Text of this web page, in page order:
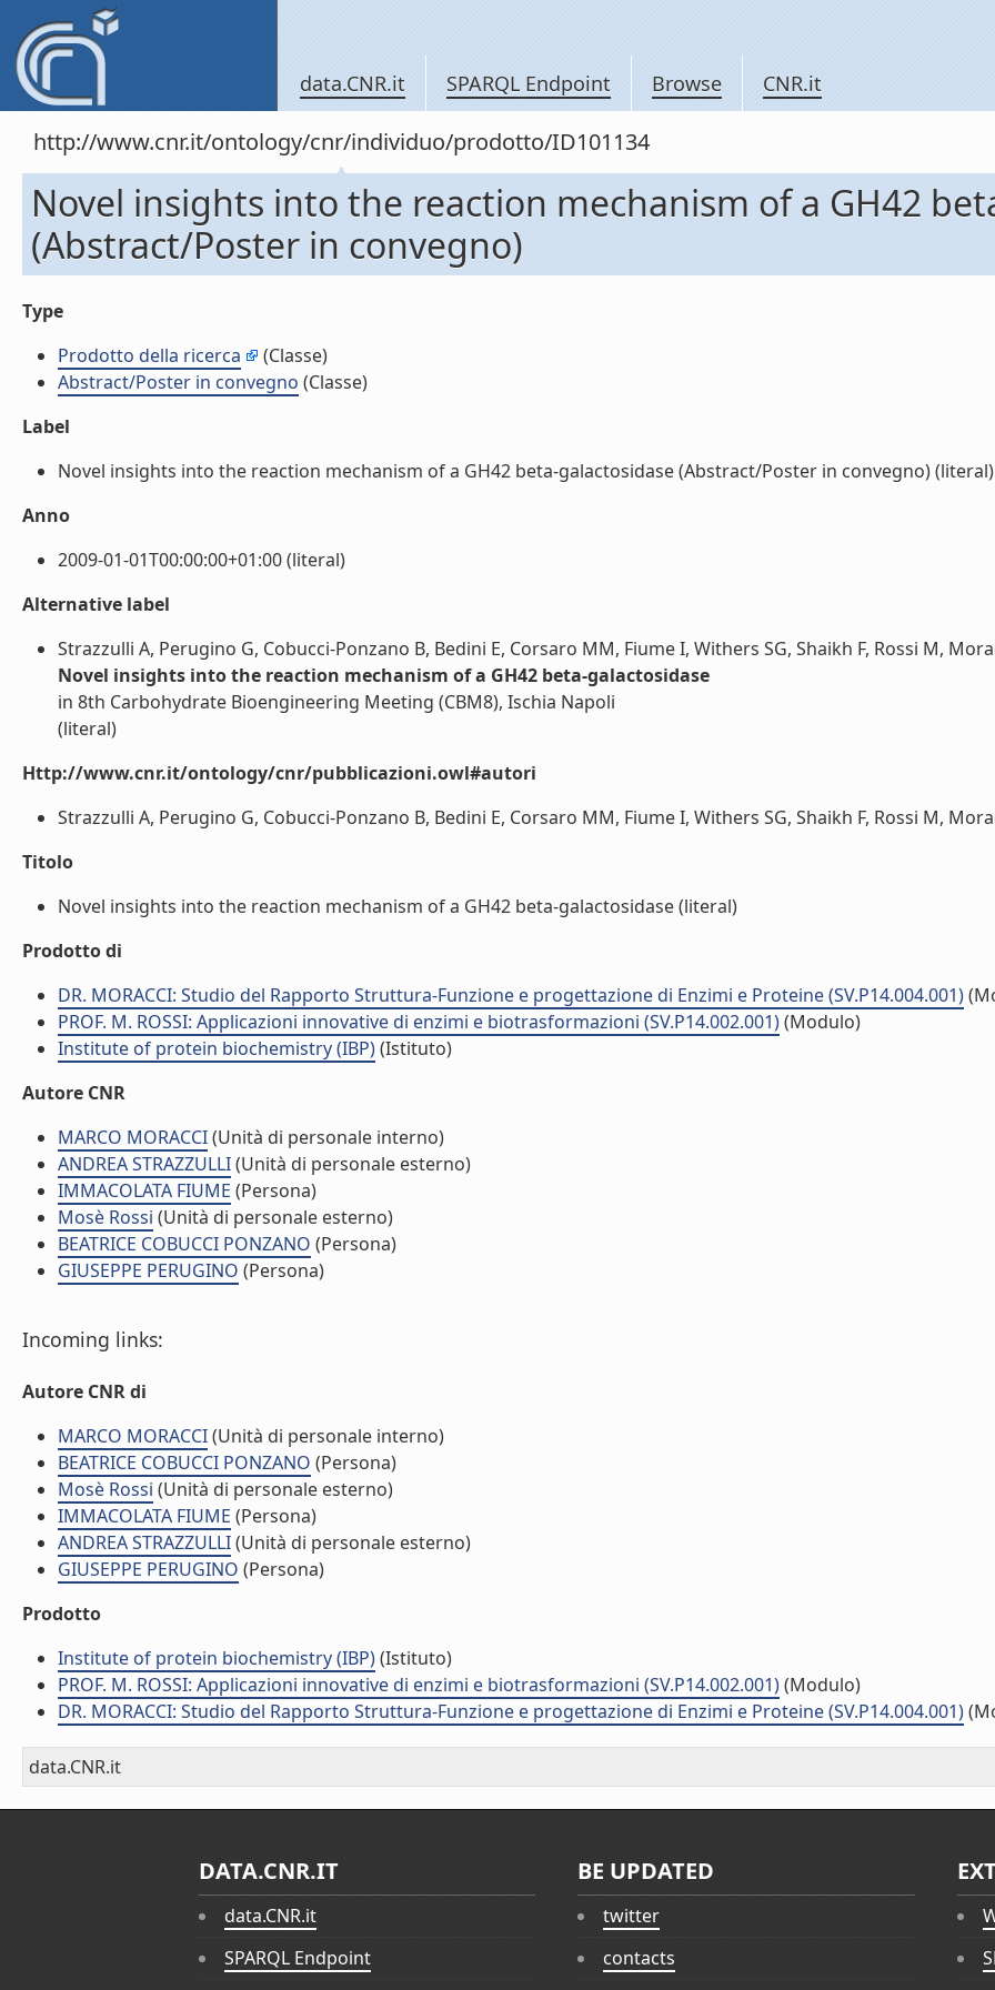
data.CNR.it SPARQL Endpoint Browse CNR.it
http://www.cnr.it/ontology/cnr/individuo/prodotto/ID101134
Novel insights into the reaction mechanism of a GH42
(Abstract/Poster in convegno)
Type
Prodotto della ricerca
(Classe)
Abstract/Poster in convegno (Classe)
Label
Novel insights into the reaction mechanism of a GH42 beta-galactosidase (Abstract/Poster in convegno) (literal)
Anno
2009-01-01T00:00:00+01:00 (literal)
Alternative label
Strazzulli A, Perugino G, Cobucci-Ponzano B, Bedini E, Corsaro MM, Fiume I, Withers SG, Shaikh F, Rossi M,
Novel insights into the reaction mechanism of a GH42 beta-galactosidase
in 8th Carbohydrate Bioengineering Meeting (CBM8), Ischia Napoli
(literal)
Http://www.cnr.it/ontology/cnr/pubblicazioni.owl#autori
Strazzulli A, Perugino G, Cobucci-Ponzano B, Bedini E, Corsaro MM, Fiume I, Withers SG, Shaikh F, Rossi M,
Titolo
Novel insights into the reaction mechanism of a GH42 beta-galactosidase (literal)
Prodotto di
DR. MORACCI: Studio del Rapporto Struttura-Funzione e progettazione di Enzimi e Proteine (SV.P14.004.001)
PROF. M. ROSSI: Applicazioni innovative di enzimi e biotrasformazioni (SV.P14.002.001)(Modulo)
Institute of protein biochemistry (IBP)(Istituto)
Autore CNR
MARCO MORACCI(Unità di personale interno)
ANDREA STRAZZULLI(Unità di personale esterno)
IMMACOLATA FIUME (Persona)
Mosè Rossi (Unità di personale esterno)
BEATRICE COBUCCI PONZANO (Persona)
GIUSEPPE PERUGINO (Persona)
Incoming links:
Autore CNR di
MARCO MORACCI(Unità di personale interno)
BEATRICE COBUCCI PONZANO (Persona)
Mosè Rossi (Unità di personale esterno)
IMMACOLATA FIUME (Persona)
ANDREA STRAZZULLI(Unità di personale esterno)
GIUSEPPE PERUGINO (Persona)
Prodotto
Institute of protein biochemistry (IBP)(Istituto)
PROF. M. ROSSI: Applicazioni innovative di enzimi e biotrasformazioni (SV.P14.002.001)(Modulo)
DR. MORACCI: Studio del Rapporto Struttura-Funzione e progettazione di Enzimi e Proteine (SV.P14.004.001)
data.CNR.it
DATA.CNR.IT
data.CNR.it
SPARQL Endpoint
BE UPDATED
twitter
contacts